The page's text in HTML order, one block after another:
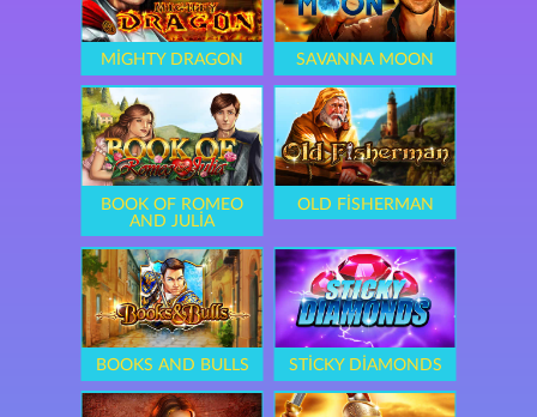
MIGHTY DRAGON SAVANNA MOON
BOOK OF ROMEO
AND JULIA
OLD FISHERMAN
BOOKS AND BULLS STICKY DIAMONDS